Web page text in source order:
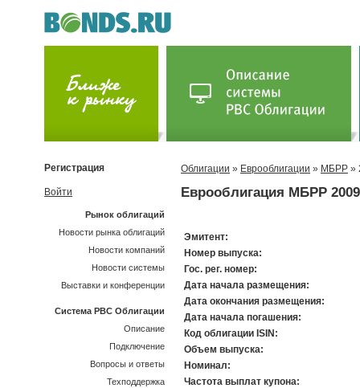
Облигации » Еврооблигации » МБРР »
Еврооблигация МБРР 2009
Эмитент:
Номер выпуска:
Гос. рег. номер:
Дата начала размещения:
Дата окончания размещения:
Дата начала погашения:
Код облигации ISIN:
Объем выпуска:
Номинал:
Частота выплат купона:
Регистрация
Войти
Рынок облигаций
Новости рынка облигаций
Новости компаний
Новости системы
Выставки и конференции
Система РВС Облигации
Описание
Подключение
Вопросы и ответы
Техподдержка